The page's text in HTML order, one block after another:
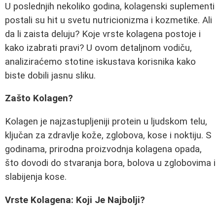
U poslednjih nekoliko godina, kolagenski suplementi
postali su hit u svetu nutricionizma i kozmetike. Ali
da li zaista deluju? Koje vrste kolagena postoje i
kako izabrati pravi? U ovom detaljnom vodiču,
analiziraćemo stotine iskustava korisnika kako
biste dobili jasnu sliku.
Zašto Kolagen?
Kolagen je najzastupljeniji protein u ljudskom telu,
ključan za zdravlje kože, zglobova, kose i noktiju. S
godinama, prirodna proizvodnja kolagena opada,
što dovodi do stvaranja bora, bolova u zglobovima i
slabijenja kose.
Vrste Kolagena: Koji Je Najbolji?